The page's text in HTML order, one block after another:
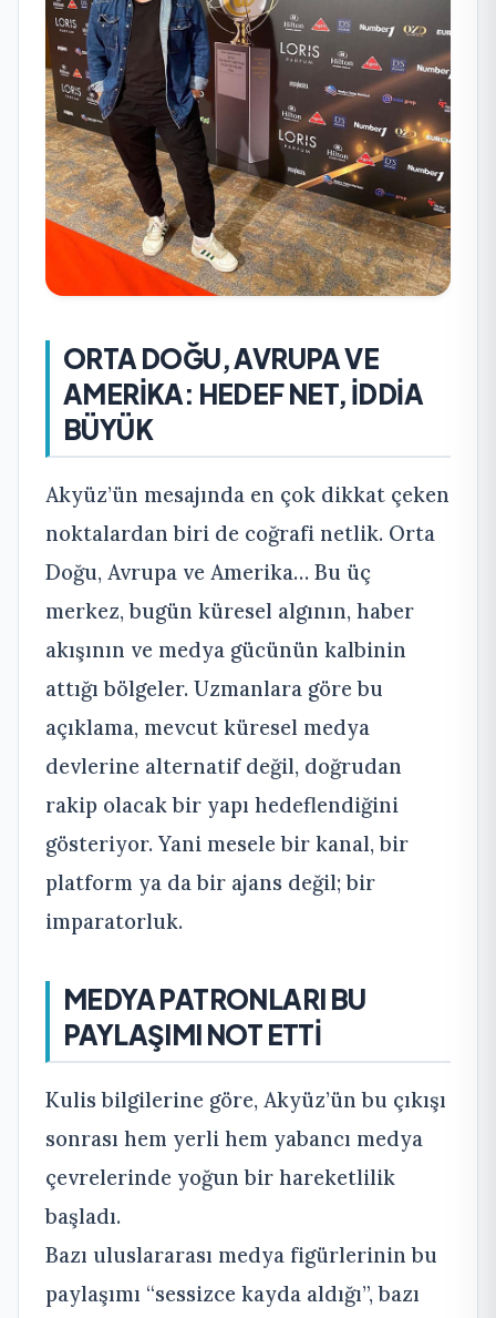
ORTA DOĞU, AVRUPA VE
AMERİKA: HEDEF NET, İDDİA
BÜYÜK
Akyüz’ün mesajında en çok dikkat çeken
noktalardan biri de coğrafi netlik. Orta
Doğu, Avrupa ve Amerika… Bu üç
merkez, bugün küresel algının, haber
akışının ve medya gücünün kalbinin
attığı bölgeler. Uzmanlara göre bu
açıklama, mevcut küresel medya
devlerine alternatif değil, doğrudan
rakip olacak bir yapı hedeflendiğini
gösteriyor. Yani mesele bir kanal, bir
platform ya da bir ajans değil; bir
imparatorluk.
MEDYA PATRONLARI BU
PAYLAŞIMI NOT ETTİ
Kulis bilgilerine göre, Akyüz’ün bu çıkışı
sonrası hem yerli hem yabancı medya
çevrelerinde yoğun bir hareketlilik
başladı.
Bazı uluslararası medya figürlerinin bu
paylaşımı “sessizce kayda aldığı”, bazı